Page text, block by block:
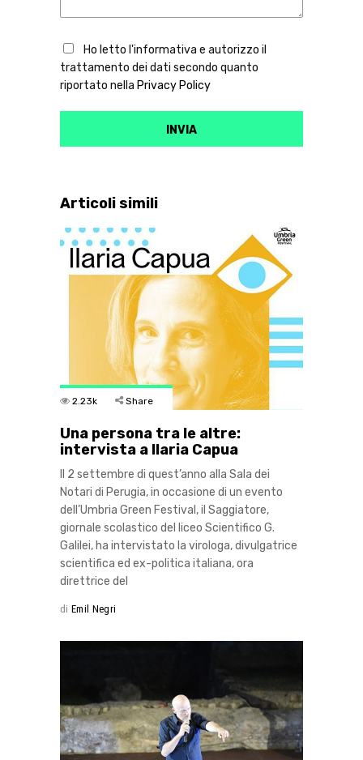
Ho letto l'informativa e autorizzo il
trattamento dei dati secondo quanto
riportato nella Privacy Policy
Articoli simili
2.23k Share
Una persona tra le altre:
intervista a Ilaria Capua
Il 2 settembre di quest’anno alla Sala dei
Notari di Perugia, in occasione di un evento
dell’Umbria Green Festival, il Saggiatore,
giornale scolastico del liceo Scientifico G.
Galilei, ha intervistato la virologa, divulgatrice
scientifica ed ex-politica italiana, ora
direttrice del
di Emil Negri